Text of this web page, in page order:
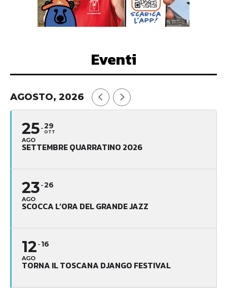
Eventi
AGOSTO, 2026
25
AGO
29
OTT
SETTEMBRE QUARRATINO 2026
23
AGO
26
SCOCCA L’ORA DEL GRANDE JAZZ
12
AGO
16
TORNA IL TOSCANA DJANGO FESTIVAL